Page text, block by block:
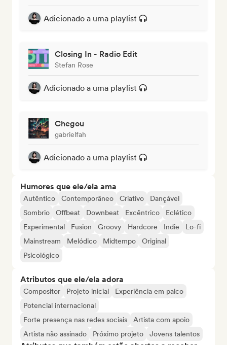
Adicionado a uma playlist
Closing In - Radio Edit
Stefan Rose
Adicionado a uma playlist
Chegou
gabrielfah
Adicionado a uma playlist
Humores que ele/ela ama
Autêntico Contemporâneo Criativo
Dançável
Sombrio
Offbeat Downbeat Excêntrico
Eclético
Experimental
Fusion Groovy Hardcore Indie
Lo-fi
Mainstream
Melódico Midtempo
Original
Psicológico
Atributos que ele/ela adora
Compositor Projeto inicial
Experiência em palco
Potencial internacional
Forte presença nas redes sociais
Artista com apoio
Artista não assinado
Próximo projeto Jovens talentos